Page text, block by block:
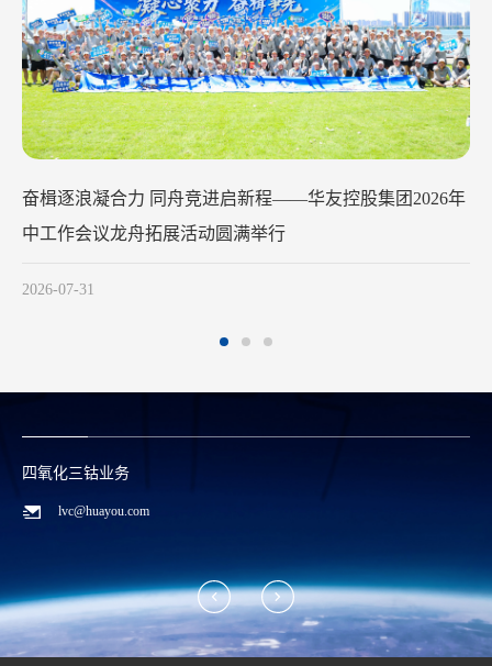
圆满举行
华友钴业2026年中工作会
四氧化三钴业务
lvc@huayou.com